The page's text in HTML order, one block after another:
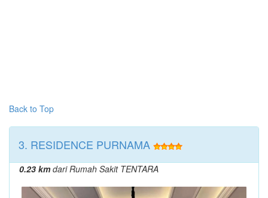
Back to Top
3. RESIDENCE PURNAMA
0.23 kmdari Rumah Sakit TENTARA